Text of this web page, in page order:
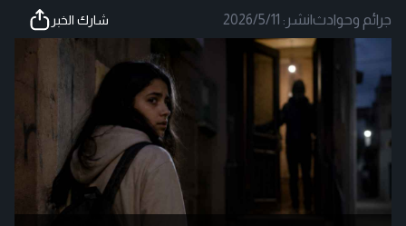
جرائم وحوادث|نشر: 2026/5/11 شارك الخبر